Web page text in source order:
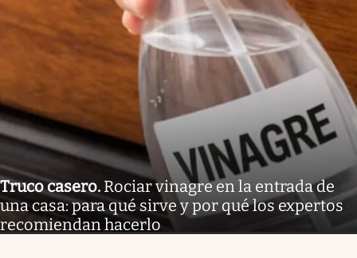
Truco casero. Rociar vinagre en la entrada de
una casa: para qué sirve y por qué los expertos
recomiendan hacerlo